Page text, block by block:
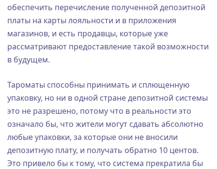
обеспечить перечисление полученной депозитной
платы на карты лояльности и в приложения
магазинов, и есть продавцы, которые уже
рассматривают предоставление такой возможности
в будущем.
Тароматы способны принимать и сплющенную
упаковку, но ни в одной стране депозитной системы
это не разрешено, потому что в реальности это
означало бы, что жители могут сдавать абсолютно
любые упаковки, за которые они не вносили
депозитную плату, и получать обратно 10 центов.
Это привело бы к тому, что система прекратила бы